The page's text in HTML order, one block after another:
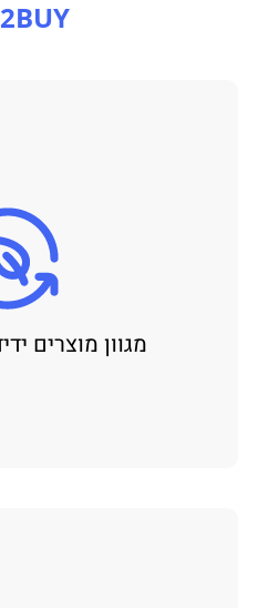
/>
מגוון מוצרים